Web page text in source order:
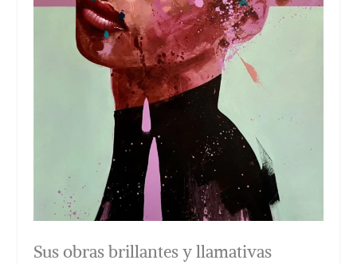
Sus obras brillantes y llamativas